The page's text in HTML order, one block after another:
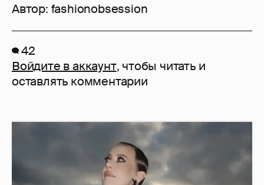
Автор: fashionobsession
42
Войдите в аккаунт, чтобы читать и
оставлять комментарии